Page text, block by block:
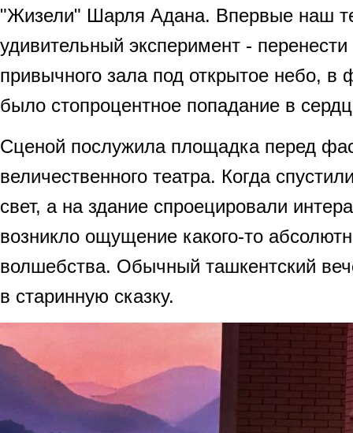
"Жизели" Шарля Адана. Впервые наш
удивительный эксперимент - перенести
привычного зала под открытое небо, в
было стопроцентное попадание в
Сценой послужила площадка перед
величественного театра. Когда
свет, а на здание спроецировали
возникло ощущение какого-то
волшебства. Обычный ташкентский
в старинную сказку.